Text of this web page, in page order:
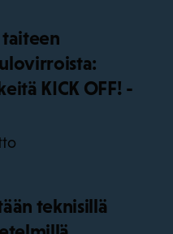
taiteen
KICK OFF! -
teknisillä